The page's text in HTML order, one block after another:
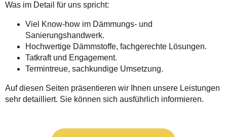
Was im Detail für uns spricht:
Viel Know-how im Dämmungs- und
Sanierungshandwerk.
Hochwertige Dämmstoffe, fachgerechte Lösungen.
Tatkraft und Engagement.
Termintreue, sachkundige Umsetzung.
Auf diesen Seiten präsentieren wir Ihnen unsere Leistungen
sehr detailliert. Sie können sich ausführlich informieren.